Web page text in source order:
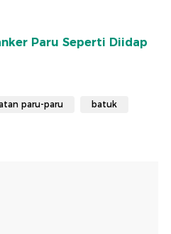
Paru Seperti Diidap
paru-paru batuk